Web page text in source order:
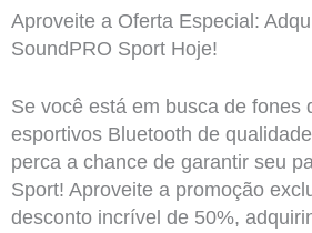
Aproveite a Oferta Especial:
SoundPRO Sport Hoje!
Se você está em busca de fones
esportivos Bluetooth de
perca a chance de garantir seu
Sport! Aproveite a promoção
desconto incrível de 50%,